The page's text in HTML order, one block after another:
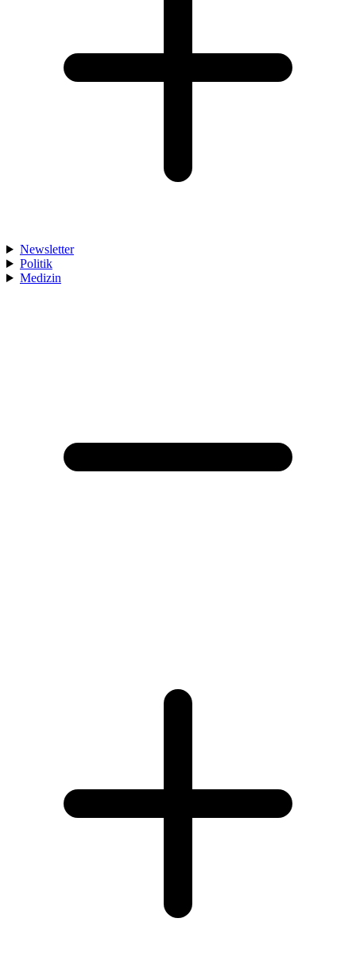
Newsletter
Politik
Medizin